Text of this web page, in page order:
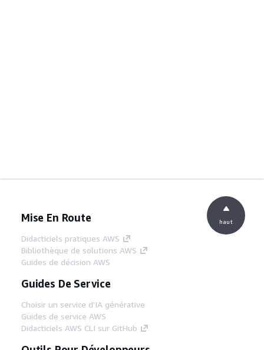
Mise En Route
Didacticiels pratiques AWS
Bibliothèque de solutions AWS
Guides de décision AWS
Guides De Service
Choisir un service d'IA générative
Guides de service AWS
Didacticiels AWS CLI sur GitHub
haut